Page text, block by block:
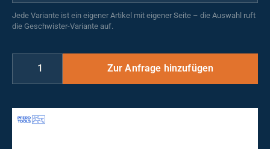
Jede Variante ist ein eigener Artikel mit eigener Seite – die Auswahl ruft
die Geschwister-Variante auf.